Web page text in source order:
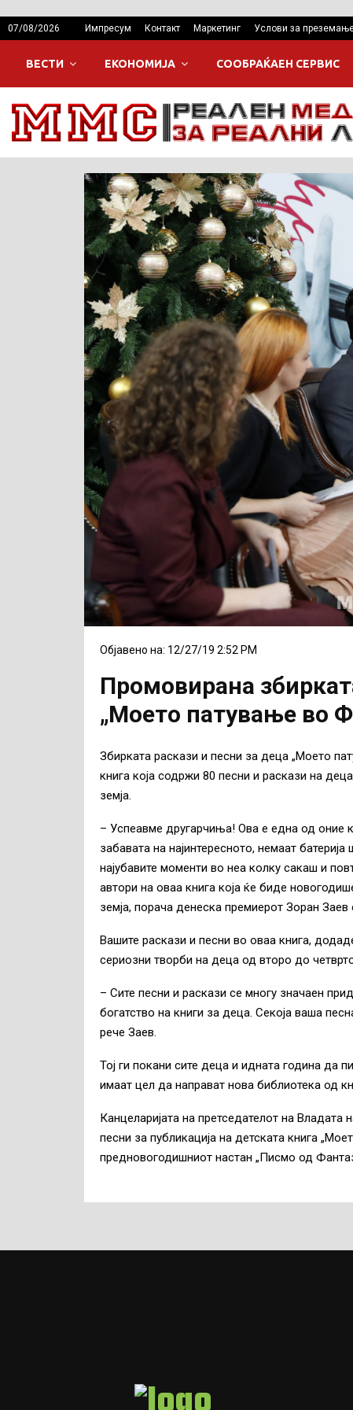
07/08/2026 Импресум Контакт Маркетинг Услови за
ВЕСТИ ЕКОНОМИЈА СООБРАЌАЕН СЕРВИС
Објавено на: 12/27/19 2:52 PM
Промовирана
„Моето патување во
Збирката раскази и песни за деца „Моето
книга која содржи 80 песни и раскази на
земја.
– Успеавме другарчиња! Ова е една од оние
забавата на најинтересното, немаат
најубавите моменти во неа колку сакаш и
автори на оваа книга која ќе биде
земја, порача денеска премиерот Зоран
Вашите раскази и песни во оваа книга,
сериозни творби на деца од второ до
– Сите песни и раскази се многу значаен
богатство на книги за деца. Секоја ваша
рече Заев.
Тој ги покани сите деца и идната година да
имаат цел да направат нова библиотека од
Канцеларијата на претседателот на Владата
песни за публикација на детската книга
предновогодишниот настан „Писмо од